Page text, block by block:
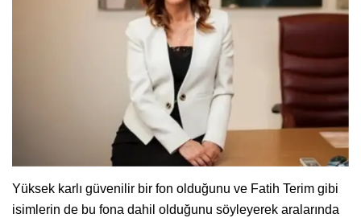
Yüksek karlı güvenilir bir fon olduğunu ve Fatih Terim gibi
isimlerin de bu fona dahil olduğunu söyleyerek aralarında